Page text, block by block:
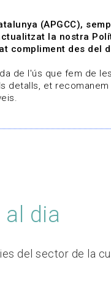
Serveis A
al dia
del sector de la
(APGCC),
la nostra
compliment des del
de l'ús que fem de
et